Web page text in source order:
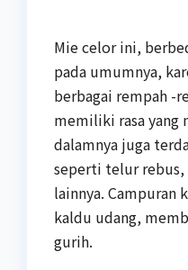
Mie celor ini,
pada umumnya,
berbagai rempah -
memiliki rasa
dalamnya juga
seperti telur rebus,
lainnya. Campuran
kaldu udang,
gurih.